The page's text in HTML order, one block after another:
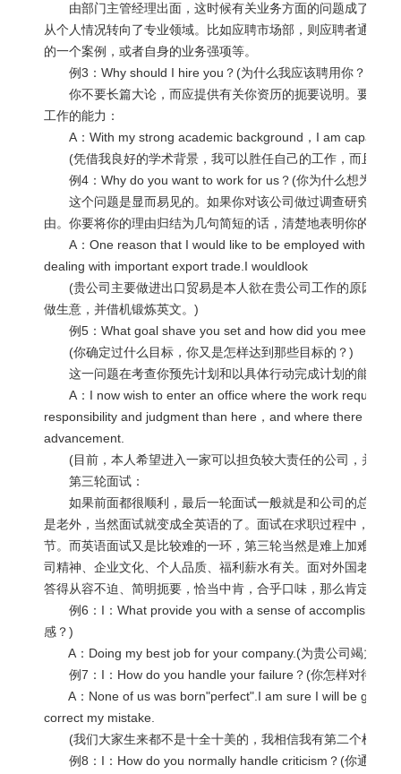
由部门主管经理出面，这时候有关业务方面的问题成了面试
从个人情况转向了专业领域。比如应聘市场部，则应聘者通常会
的一个案例，或者自身的业务强项等。
例3：Why should I hire you？(为什么我应该聘用你？)
你不要长篇大论，而应提供有关你资历的扼要说明。要肯定
工作的能力：
A：With my strong academic background，I am capable
(凭借我良好的学术背景，我可以胜任自己的工作，而且我认
例4：Why do you want to work for us？(你为什么想为我们
这个问题是显而易见的。如果你对该公司做过调查研究，你
由。你要将你的理由归结为几句简短的话，清楚地表明你的兴趣
A：One reason that I would like to be employed with your
dealing with important export trade.I wouldlook
(贵公司主要做进出口贸易是本人欲在贵公司工作的原因之一
做生意，并借机锻炼英文。)
例5：What goal shave you set and how did you meet
(你确定过什么目标，你又是怎样达到那些目标的？)
这一问题在考查你预先计划和以具体行动完成计划的能力。
A：I now wish to enter an office where the work requires
responsibility and judgment than here，and where there is
advancement.
(目前，本人希望进入一家可以担负较大责任的公司，并希望
第三轮面试：
如果前面都很顺利，最后一轮面试一般就是和公司的总裁面
是老外，当然面试就变成全英语的了。面试在求职过程中，可以
节。而英语面试又是比较难的一环，第三轮当然是难上加难。总
司精神、企业文化、个人品质、福利薪水有关。面对外国老板连
答得从容不迫、简明扼要，恰当中肯，合乎口味，那么肯定会大
例6：I：What provide you with a sense of
感？)
A：Doing my best job for your company.(为贵公司竭力效
例7：I：How do you handle your failure？(你怎样对待自己
A：None of us was born"perfect".I am sure I will be given
correct my mistake.
(我们大家生来都不是十全十美的，我相信我有第二个机会改
例8：I：How do you normally handle criticism？(你通常如